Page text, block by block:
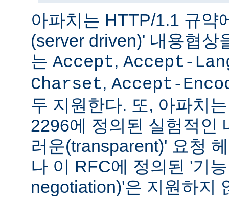
아파치는 HTTP/1.1 규약
(server driven)' 내용협상
는 Accept, Accept-
Charset, Accept-
두 지원한다. 또, 아파치
2296에 정의된 실험적인
러운(transparent)' 요청
나 이 RFC에 정의된 '기
negotiation)'은 지원하지